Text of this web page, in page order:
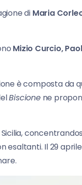
di Maria
Mizio Curcio,
è composta da
Biscionene
Sicilia,
esaltanti. Il 29